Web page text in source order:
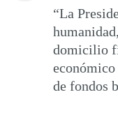
“La
domicilio
de fondos